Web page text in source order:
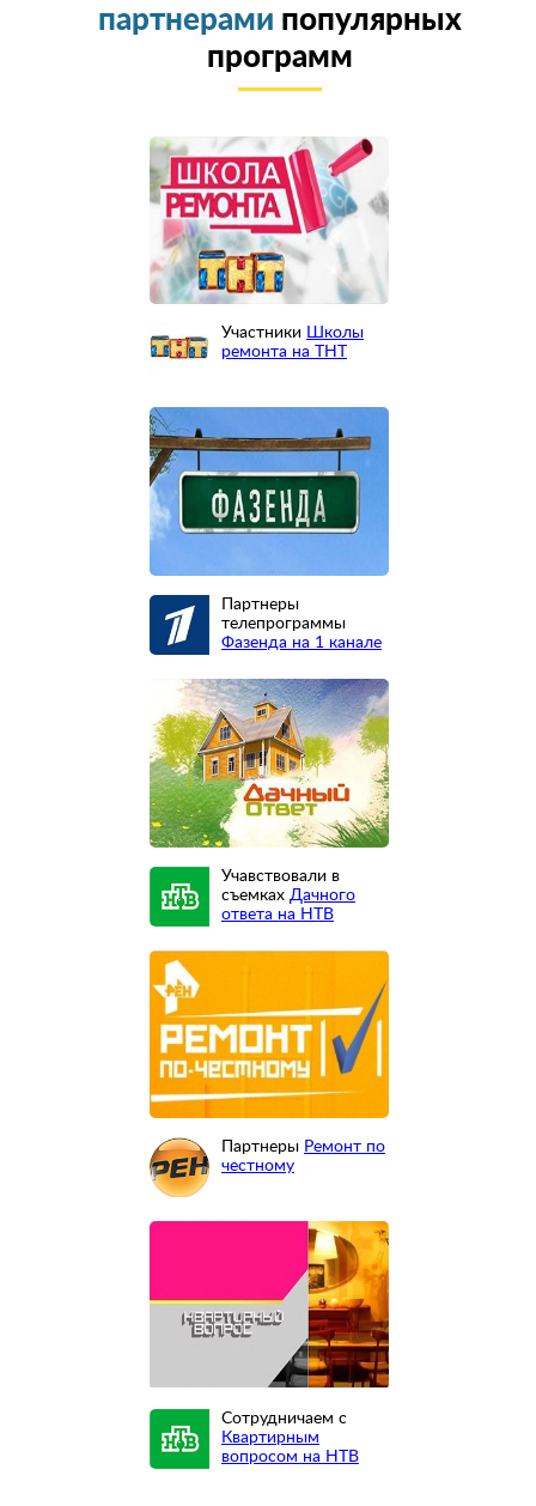
партнерами популярных
программ
Участники Школы
ремонта на ТНТ
Партнеры
телепрограммы
Фазенда на 1 канале
Учавствовали в
съемках Дачного
ответа на НТВ
Партнеры Ремонт по
честному
Сотрудничаем с
Квартирным
вопросом на НТВ